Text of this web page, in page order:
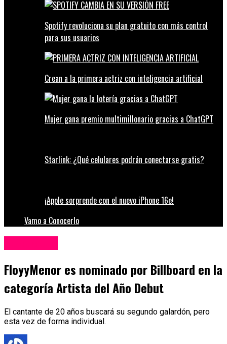
Spotify revoluciona su plan gratuito con más control
para sus usuarios
Crean a la primera actriz con inteligencia artificial
Mujer gana premio multimillonario gracias a ChatGPT
Starlink: ¿Qué celulares podrán conectarse gratis?
¡Apple sorprende con el nuevo iPhone 16e!
Vamo a Conocerlo
FloyyMenor es nominado por Billboard en la
categoría Artista del Año Debut
El cantante de 20 años buscará su segundo galardón, pero
esta vez de forma individual.